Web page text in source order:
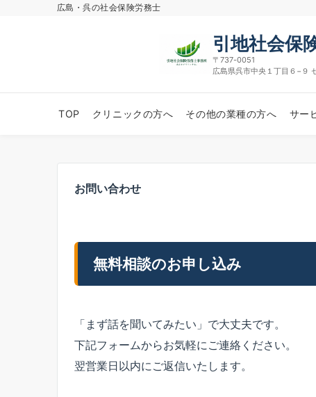
広島・呉の社会保険労務士
引地社会保
〒737-0051
広島県呉市中央１丁目６−９
TOP クリニックの方へ その他の業種の方へ サー
お問い合わせ
無料相談のお申し込み
「まず話を聞いてみたい」で大丈夫です。
下記フォームからお気軽にご連絡ください。
翌営業日以内にご返信いたします。